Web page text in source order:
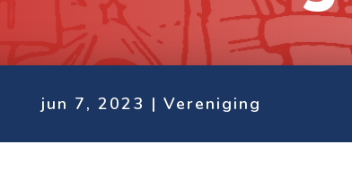
jun 7, 2023 | Vereniging